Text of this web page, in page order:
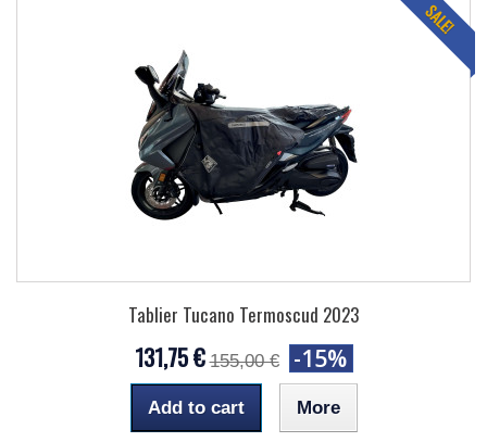
SALE!
Tablier Tucano Termoscud 2023
131,75 € 155,00 € -15%
Add to cart More